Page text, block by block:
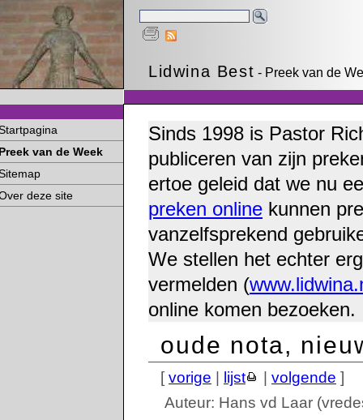
Lidwina Best - Preek van de
van de Week
deze site
Sinds 1998 is Pastor
publiceren van zijn
ertoe geleid dat we nu
preken online kunnen
vanzelfsprekend
We stellen het echter
vermelden (
online komen bezoeken.
oude nota,
[ vorige lijst volgende ]
Auteur: Hans vd Laar